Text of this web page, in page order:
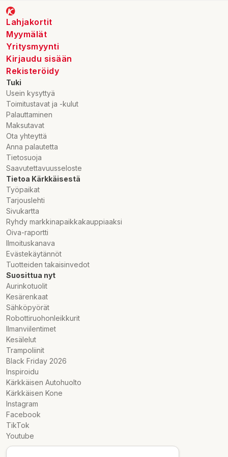
Lahjakortit
Myymälät
Yritysmyynti
Kirjaudu sisään
Rekisteröidy
Tuki
Usein kysyttyä
Toimitustavat ja -kulut
Palauttaminen
Maksutavat
Ota yhteyttä
Anna palautetta
Tietosuoja
Saavutettavuusseloste
Tietoa Kärkkäisestä
Työpaikat
Tarjouslehti
Sivukartta
Ryhdy markkinapaikkakauppiaaksi
Oiva-raportti
Ilmoituskanava
Evästekäytännöt
Tuotteiden takaisinvedot
Suosittua nyt
Aurinkotuolit
Kesärenkaat
Sähköpyörät
Robottiruohonleikkurit
Ilmanviilentimet
Kesälelut
Trampoliinit
Black Friday 2026
Inspiroidu
Kärkkäisen Autohuolto
Kärkkäisen Kone
Instagram
Facebook
TikTok
Youtube